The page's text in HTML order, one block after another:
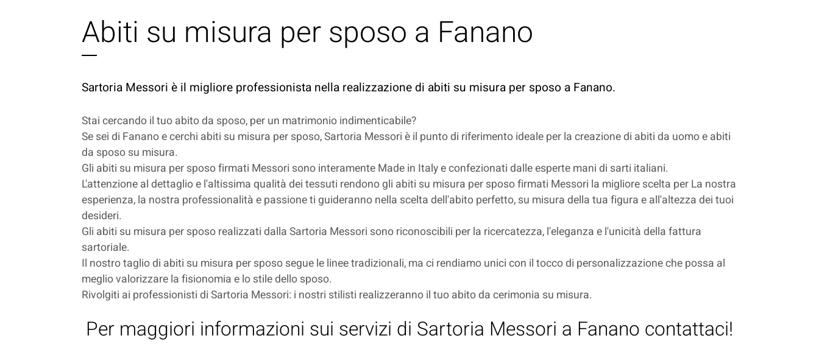
Abiti su misura per sposo a Fanano
Sartoria Messori è il migliore professionista nella realizzazione di abiti su misura per sposo a Fanano.
Stai cercando il tuo abito da sposo, per un matrimonio indimenticabile?
Se sei di Fanano e cerchi abiti su misura per sposo, Sartoria Messori è il punto di riferimento ideale per la creazione di abiti da uomo e abiti
da sposo su misura.
Gli abiti su misura per sposo firmati Messori sono interamente Made in Italy e confezionati dalle esperte mani di sarti italiani.
L'attenzione al dettaglio e l'altissima qualità dei tessuti rendono gli abiti su misura per sposo firmati Messori la migliore scelta per La nostra
esperienza, la nostra professionalità e passione ti guideranno nella scelta dell'abito perfetto, su misura della tua figura e all'altezza dei tuoi
desideri.
Gli abiti su misura per sposo realizzati dalla Sartoria Messori sono riconoscibili per la ricercatezza, l'eleganza e l'unicità della fattura
sartoriale.
Il nostro taglio di abiti su misura per sposo segue le linee tradizionali, ma ci rendiamo unici con il tocco di personalizzazione che possa al
meglio valorizzare la fisionomia e lo stile dello sposo.
Rivolgiti ai professionisti di Sartoria Messori: i nostri stilisti realizzeranno il tuo abito da cerimonia su misura.
Per maggiori informazioni sui servizi di Sartoria Messori a Fanano contattaci!